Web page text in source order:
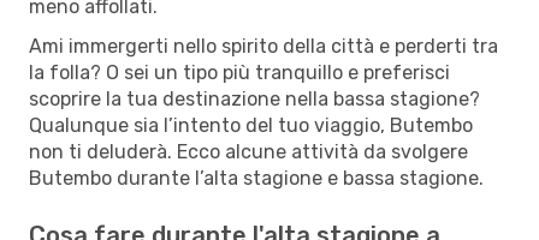
meno affollati.
Ami immergerti nello spirito della città e perderti tra
la folla? O sei un tipo più tranquillo e preferisci
scoprire la tua destinazione nella bassa stagione?
Qualunque sia l’intento del tuo viaggio, Butembo
non ti deluderà. Ecco alcune attività da svolgere
Butembo durante l’alta stagione e bassa stagione.